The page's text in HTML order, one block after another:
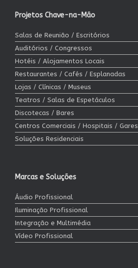
Projetos Chave-na-Mão
Salas de Reunião / Escritórios
Auditórios / Congressos
Hotéis / Alojamentos Locais
Restaurantes / Cafés / Esplanadas
Lojas / Clínicas / Museus
Teatros / Salas de Espetáculos
Discotecas / Bares
Centros Comerciais / Hospitais / Gares
Soluções Residenciais
Marcas e Soluções
Áudio Profissional
Iluminação Profissional
Integração e Multimédia
Vídeo Profissional